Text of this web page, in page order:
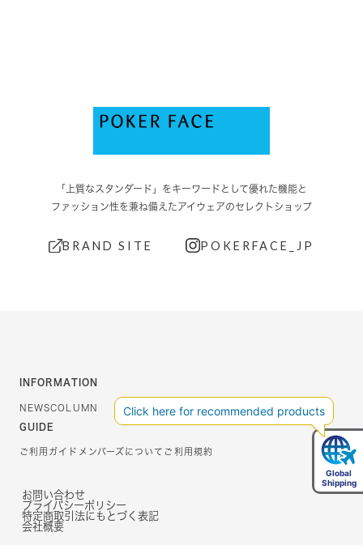
「上質なスタンダード」をキーワードとして優れた機能と
ファッション性を兼ね備えたアイウェアのセレクトショップ
BRAND SITE POKERFACE_JP
INFORMATION
NEWSCOLUMN
GUIDE
ご利用ガイド メンバーズについて ご利用規約
お問い合わせ
プライバシーポリシー
特定商取引法にもとづく表記
会社概要